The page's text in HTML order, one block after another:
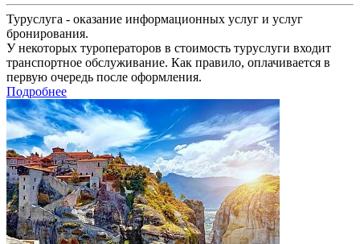
Туруслуга - оказание информационных услуг и услуг
бронирования.
У некоторых туроператоров в стоимость туруслуги входит
транспортное обслуживание. Как правило, оплачивается в
первую очередь после оформления.
Подробнее